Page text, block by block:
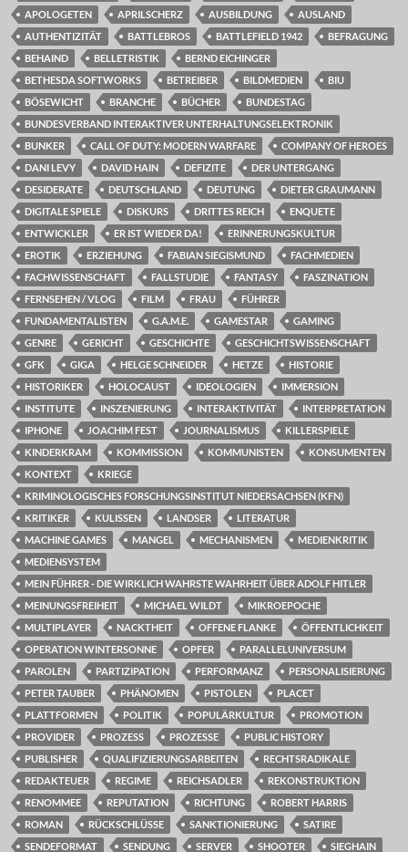
APOLOGETEN
APRILSCHERZ AUSBILDUNG
AUSLAND
AUTHENTIZITÄT
BATTLEBROS BATTLEFIELD 1942
BEFRAGUNG
BEHAIND
BELLETRISTIK
BERND EICHINGER
BETHESDA SOFTWORKS
BETREIBER BILDMEDIEN
BIU
BÖSEWICHT
BRANCHE BÜCHER
BUNDESTAG
BUNDESVERBAND INTERAKTIVER UNTERHALTUNGSELEKTRONIK
BUNKER
CALL OF DUTY: MODERN WARFARE
COMPANY OF HEROES
DANI LEVY
DAVID HAIN DEFIZITE
DER UNTERGANG
DESIDERATE
DEUTSCHLAND DEUTUNG
DIETER GRAUMANN
DIGITALE SPIELE
DISKURS DRITTES REICH
ENQUETE
ENTWICKLER
ER IST WIEDER DA!
ERINNERUNGSKULTUR
EROTIK
ERZIEHUNG FABIAN SIEGISMUND
FACHMEDIEN
FACHWISSENSCHAFT
FALLSTUDIE FANTASY
FASZINATION
FERNSEHEN / VLOG
FILM FRAU
FÜHRER
FUNDAMENTALISTEN
G.A.M.E. GAMESTAR
GAMING
GENRE
GERICHT GESCHICHTE
GESCHICHTSWISSENSCHAFT
GFK
GIGA HELGE SCHNEIDER HETZE
HISTORIE
HISTORIKER
HOLOCAUST IDEOLOGIEN
IMMERSION
INSTITUTE
INSZENIERUNG INTERAKTIVITÄT
INTERPRETATION
IPHONE
JOACHIM FEST JOURNALISMUS
KILLERSPIELE
KINDERKRAM
KOMMISSION KOMMUNISTEN
KONSUMENTEN
KONTEXT
KRIEGE
KRIMINOLOGISCHES FORSCHUNGSINSTITUT NIEDERSACHSEN (KFN)
KRITIKER
KULISSEN LANDSER
LITERATUR
MACHINE GAMES
MANGEL MECHANISMEN
MEDIENKRITIK
MEDIENSYSTEM
MEIN FÜHRER - DIE WIRKLICH WAHRSTE WAHRHEIT ÜBER ADOLF HITLER
MEINUNGSFREIHEIT
MICHAEL WILDT
MIKROEPOCHE
MULTIPLAYER
NACKTHEIT OFFENE FLANKE
ÖFFENTLICHKEIT
OPERATION WINTERSONNE
OPFER
PARALLELUNIVERSUM
PAROLEN
PARTIZIPATION PERFORMANZ
PERSONALISIERUNG
PETER TAUBER
PHÄNOMEN PISTOLEN
PLACET
PLATTFORMEN
POLITIK POPULÄRKULTUR
PROMOTION
PROVIDER
PROZESS PROZESSE
PUBLIC HISTORY
PUBLISHER
QUALIFIZIERUNGSARBEITEN
RECHTSRADIKALE
REDAKTEUER
REGIME REICHSADLER
REKONSTRUKTION
RENOMMEE
REPUTATION RICHTUNG
ROBERT HARRIS
ROMAN
RÜCKSCHLÜSSE SANKTIONIERUNG
SATIRE
SENDEFORMAT
SENDUNG SERVER SHOOTER SIEGHAIN